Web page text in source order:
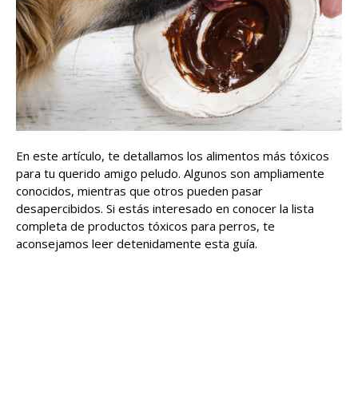
En este artículo, te detallamos los alimentos más tóxicos
para tu querido amigo peludo. Algunos son ampliamente
conocidos, mientras que otros pueden pasar
desapercibidos. Si estás interesado en conocer la lista
completa de productos tóxicos para perros, te
aconsejamos leer detenidamente esta guía.